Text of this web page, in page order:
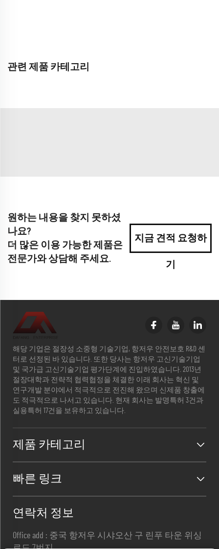
관련 제품 카테고리
원하는 내용을 찾지 못하셨
나요?
더 많은 이용 가능한 제품은
전문가와 상담해 주세요.
지금 견적 요청하
기
해당 기업은 절장성 소중형 기술기업, 항저우 안전보호 R&D 센
터로 선정된 바 있습니다. 또한 당사는 항저우 고신기술기업
및 국가급 고신기술기업 평가단계에 진입하였습니다. 2013년
절장대학과 전략적 협력협정을 체결한 이래 회사는 혁신 및
연구개발 분야에서 적극적으로 전진해 왔으며 신제품 창출에
도 적극적으로 나서고 있습니다. 현재 회사는 발명특허 3건과
실용특허 17건을 보유하고 있습니다.
제품 카테고리
빠른 링크
연락처 정보
Office add : 중국 항저우 시샤오산 구 린푸 타운 위싱